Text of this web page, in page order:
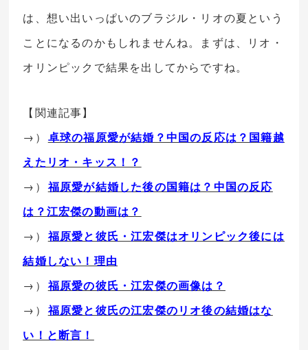
は、想い出いっぱいのブラジル・リオの夏という
ことになるのかもしれませんね。まずは、リオ・
オリンピックで結果を出してからですね。
【関連記事】
→） 卓球の福原愛が結婚？中国の反応は？国籍越
えたリオ・キッス！？
→） 福原愛が結婚した後の国籍は？中国の反応
は？江宏傑の動画は？
→） 福原愛と彼氏・江宏傑はオリンピック後には
結婚しない！理由
→） 福原愛の彼氏・江宏傑の画像は？
→） 福原愛と彼氏の江宏傑のリオ後の結婚はな
い！と断言！